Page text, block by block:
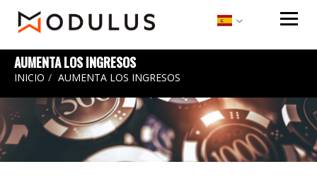
|
|
|
AUMENTA LOS INGRESOS
INICIO AUMENTA LOS INGRESOS